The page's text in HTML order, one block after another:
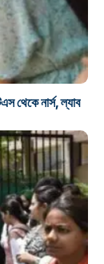
থেকে নার্স, ল্যাব